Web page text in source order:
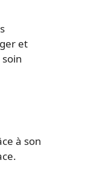
et
à son